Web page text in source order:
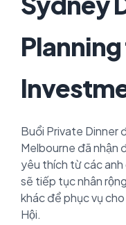
Buổi Private Dinner
Melbourne đã nhận
yêu thích từ các anh
sẽ tiếp tục nhân
khác để phục vụ
Hội.